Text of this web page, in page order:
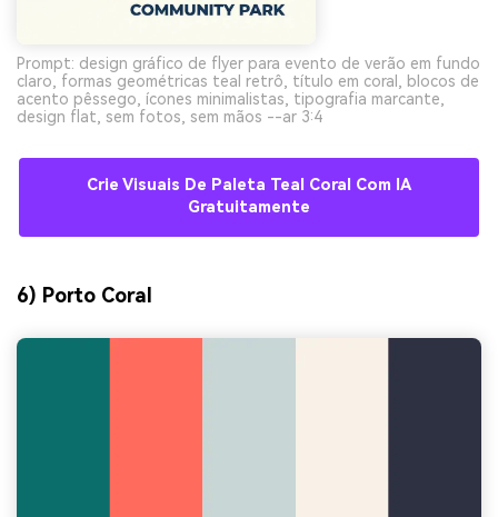
Prompt: design gráfico de flyer para evento de verão em fundo
claro, formas geométricas teal retrô, título em coral, blocos de
acento pêssego, ícones minimalistas, tipografia marcante,
design flat, sem fotos, sem mãos --ar 3:4
Crie Visuais De Paleta Teal Coral Com IA
Gratuitamente
6) Porto Coral